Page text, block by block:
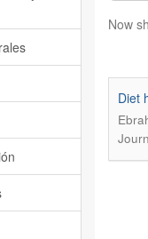
Now
Diet